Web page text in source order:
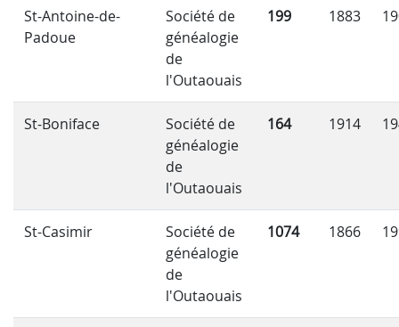
St-Antoine-de-
Padoue
Société de
généalogie
de
l'Outaouais
199 1883
St-Boniface
Société de
généalogie
de
l'Outaouais
164 1914
St-Casimir
Société de
généalogie
de
l'Outaouais
1074 1866